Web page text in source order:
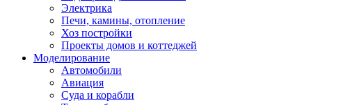
Электрика
Печи, камины, отопление
Хоз постройки
Проекты домов и коттеджей
Моделирование
Автомобили
Авиация
Суда и корабли